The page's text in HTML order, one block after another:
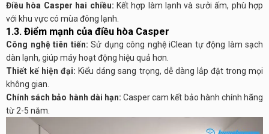
Điều hòa Casper hai chiều: Kết hợp làm lạnh và sưởi ấm, phù hợp
với khu vực có mùa đông lạnh.
1.3. Điểm mạnh của điều hòa Casper
Công nghệ tiên tiến: Sử dụng công nghệ iClean tự động làm sạch
dàn lạnh, giúp máy hoạt động hiệu quả hơn.
Thiết kế hiện đại: Kiểu dáng sang trọng, dễ dàng lắp đặt trong mọi
không gian.
Chính sách bảo hành dài hạn: Casper cam kết bảo hành chính hãng
từ 2-5 năm.